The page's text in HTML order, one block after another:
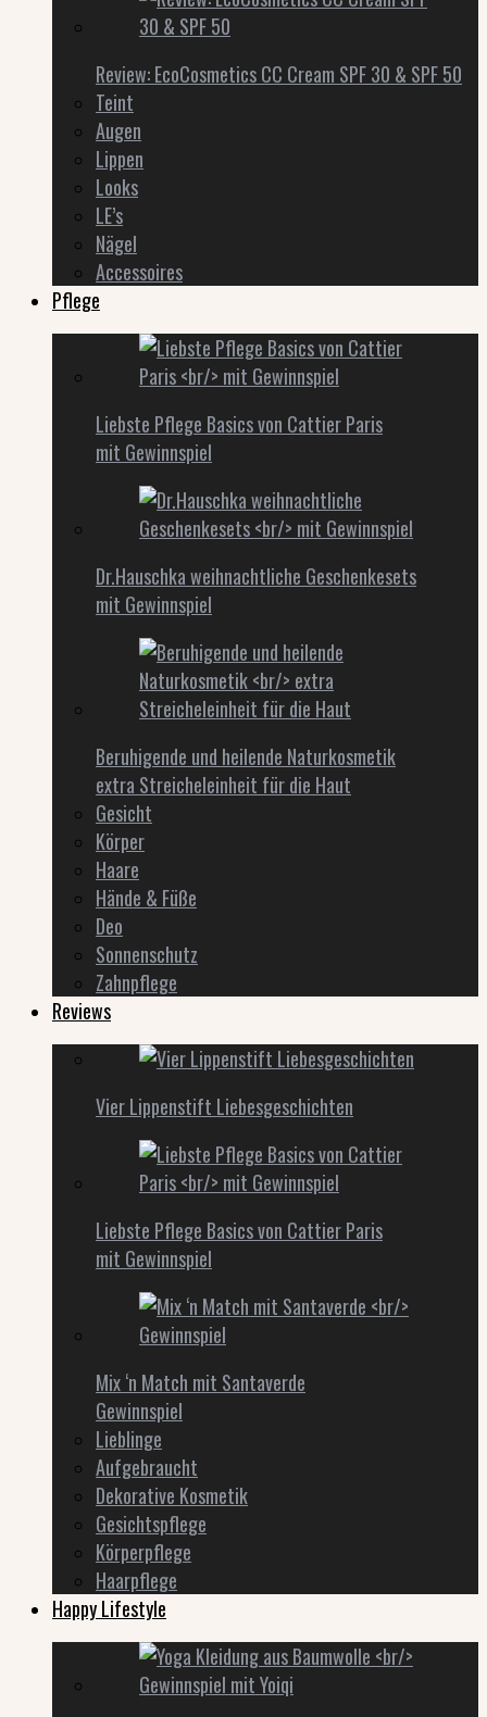
Review: EcoCosmetics CC Cream SPF 30 & SPF 50
Teint
Augen
Lippen
Looks
LE’s
Nägel
Accessoires
Pflege
Liebste Pflege Basics von Cattier Paris
mit Gewinnspiel
Dr.Hauschka weihnachtliche Geschenkesets
mit Gewinnspiel
Beruhigende und heilende Naturkosmetik
extra Streicheleinheit für die Haut
Gesicht
Körper
Haare
Hände & Füße
Deo
Sonnenschutz
Zahnpflege
Reviews
Vier Lippenstift Liebesgeschichten
Liebste Pflege Basics von Cattier Paris
mit Gewinnspiel
Mix ‘n Match mit Santaverde
Gewinnspiel
Lieblinge
Aufgebraucht
Dekorative Kosmetik
Gesichtspflege
Körperpflege
Haarpflege
Happy Lifestyle